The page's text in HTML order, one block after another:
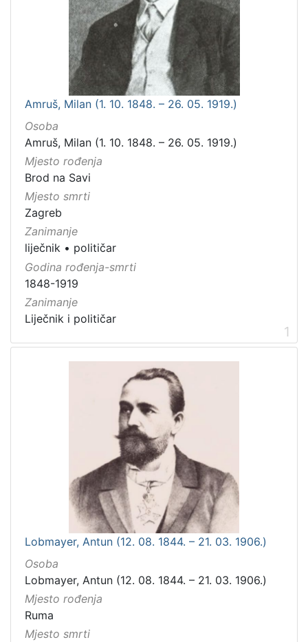
Amruš, Milan (1. 10. 1848. – 26. 05. 1919.)
Osoba
Amruš, Milan (1. 10. 1848. – 26. 05. 1919.)
Mjesto rođenja
Brod na Savi
Mjesto smrti
Zagreb
Zanimanje
liječnik • političar
Godina rođenja-smrti
1848-1919
Zanimanje
Liječnik i političar
1
Lobmayer, Antun (12. 08. 1844. – 21. 03. 1906.)
Osoba
Lobmayer, Antun (12. 08. 1844. – 21. 03. 1906.)
Mjesto rođenja
Ruma
Mjesto smrti